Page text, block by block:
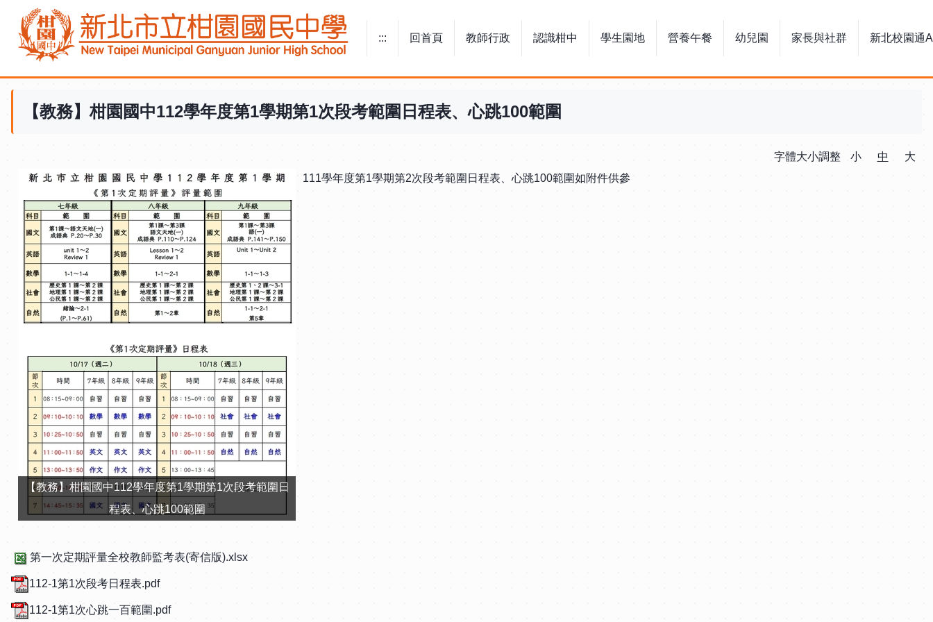
內
::: 回首頁 教師行政 認識柑中 學生園地 營養午餐 幼兒園 家長與社群 新北校園通
【教務】柑園國中112學年度第1學期第1次段考範圍日程表、心跳100範圍
字體大小調整 小 中 大
【教務】柑園國中112學年度第1學期第1次段考範圍日
程表、心跳100範圍
111學年度第1學期第2次段考範圍日程表、心跳100範圍如附件供參
第一次定期評量全校教師監考表(寄信版).xlsx
112-1第1次段考日程表.pdf
112-1第1次心跳一百範圍.pdf